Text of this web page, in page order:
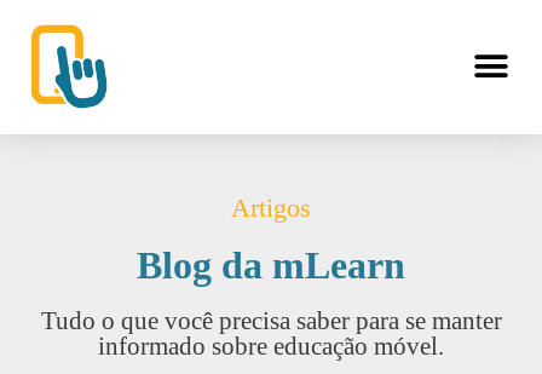
Artigos
Blog da mLearn
Tudo o que você precisa saber para se manter
informado sobre educação móvel.